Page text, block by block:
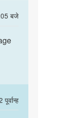
बजे